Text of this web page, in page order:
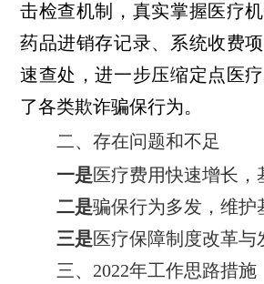
击检查机制，真实掌握医疗
药品进销存记录、系统收费
速查处，进一步压缩定点医
了各类欺诈骗保行为。
二、存在问题和不足
一是医疗费用快速增长
二是骗保行为多发，维护
三是医疗保障制度改革
三、2022年工作思路措施